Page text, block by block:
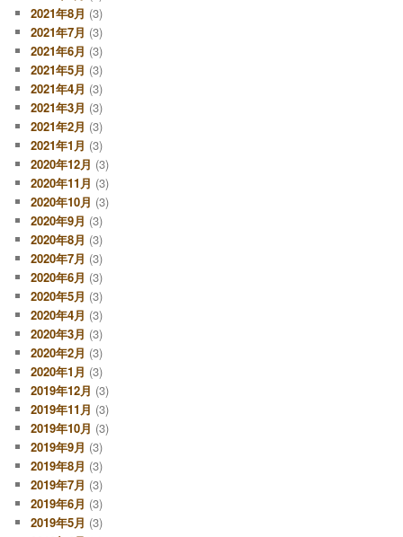
2021年8月 (3)
2021年7月 (3)
2021年6月 (3)
2021年5月 (3)
2021年4月 (3)
2021年3月 (3)
2021年2月 (3)
2021年1月 (3)
2020年12月 (3)
2020年11月 (3)
2020年10月 (3)
2020年9月 (3)
2020年8月 (3)
2020年7月 (3)
2020年6月 (3)
2020年5月 (3)
2020年4月 (3)
2020年3月 (3)
2020年2月 (3)
2020年1月 (3)
2019年12月 (3)
2019年11月 (3)
2019年10月 (3)
2019年9月 (3)
2019年8月 (3)
2019年7月 (3)
2019年6月 (3)
2019年5月 (3)